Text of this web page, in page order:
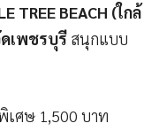
TREE BEACH (ใกล้
เพชรบุรี สนุกแบบ
เศษ 1,500 บาท